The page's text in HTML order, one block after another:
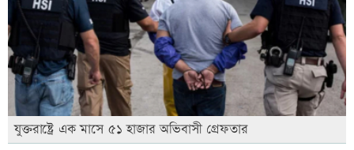
যুক্তরাষ্ট্রে এক মাসে ৫১ হাজার অভিবাসী গ্রেফতার